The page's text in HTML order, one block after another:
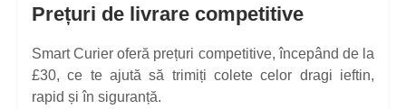
Prețuri de livrare competitive
Smart Curier oferă prețuri competitive, începând de la
£30, ce te ajută să trimiți colete celor dragi ieftin,
rapid și în siguranță.